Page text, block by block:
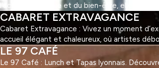
l'activité physique et du bien-être, elle offre
CABARET EXTRAVAGANCE
Cabaret Extravagance : Vivez un moment
accueil élégant et chaleureux, où artistes
LE 97 CAFÉ
Le 97 Café : Lunch et Tapas lyonnais.